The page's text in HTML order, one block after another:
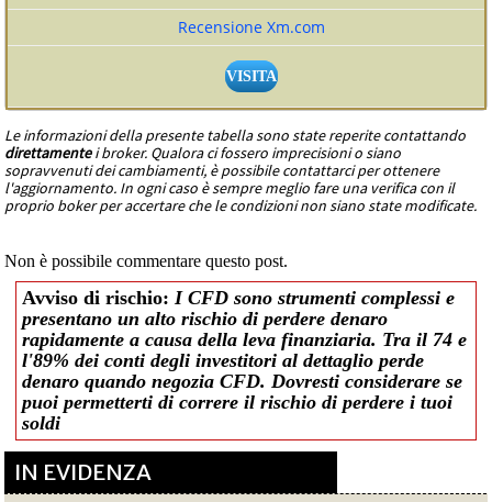
Recensione Xm.com
VISITA
Le informazioni della presente tabella sono state reperite contattando
direttamentei broker. Qualora ci fossero imprecisioni o siano
sopravvenuti dei cambiamenti, è possibile contattarci per ottenere
l'aggiornamento. In ogni caso è sempre meglio fare una verifica con il
proprio boker per accertare che le condizioni non siano state modificate.
Non è possibile commentare questo post.
Avviso di rischio: I CFD sono strumenti complessi e
presentano un alto rischio di perdere denaro
rapidamente a causa della leva finanziaria. Tra il 74 e
l'89% dei conti degli investitori al dettaglio perde
denaro quando negozia CFD. Dovresti considerare se
puoi permetterti di correre il rischio di perdere i tuoi
soldi
IN EVIDENZA